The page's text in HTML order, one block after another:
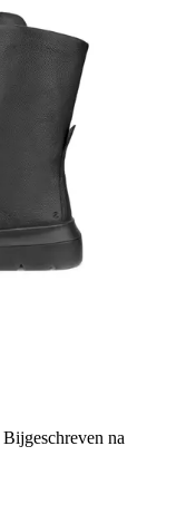
Bijgeschreven na